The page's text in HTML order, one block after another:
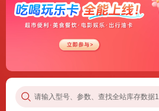
请输入型号、参数、查找全站库存数据1